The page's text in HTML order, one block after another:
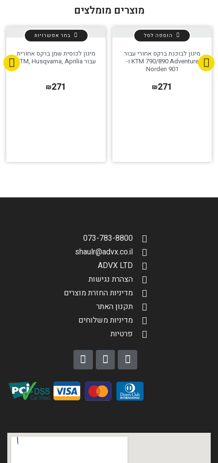
מוצרים מומלצים
מיגון לבוכנת ברקס אחורי עבור
KTM 790/890 Adventure ו-
Norden 901
₪271
הוספה לסל
מיגון לכוסית שמן ברקס אחורית
עבור KTM, Husqvarna, Aprilia
₪271
בחר אפשרויות
073-783-8800
shaulr@advx.co.il
ADVX LTD
הצהרת נגישות
מדיניות החזרת מוצרים
תקנון האתר
מדיניות משלוחים
פרטיות
הגדר סוג האופנוע שלך